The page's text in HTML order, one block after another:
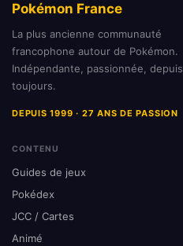
Pokémon France
La plus ancienne communauté
francophone autour de Pokémon.
Indépendante, passionnée, depuis
toujours.
DEPUIS 1999 · 27 ANS DE PASSION
CONTENU
Guides de jeux
Pokédex
JCC / Cartes
Animé